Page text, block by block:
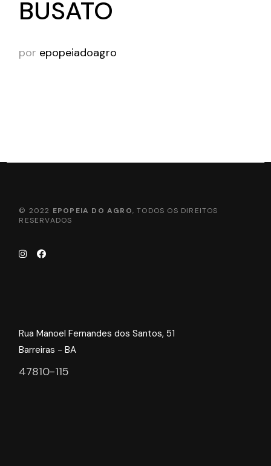
BUSATO
por epopeiadoagro
© 2022 EPOPEIA DO AGRO, TODOS OS DIREITOS
RESERVADOS
Rua Manoel Fernandes dos Santos, 51
Barreiras - BA
47810-115